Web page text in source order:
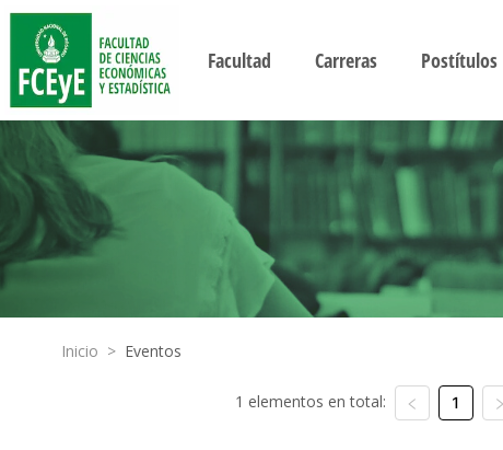
Facultad Carreras Postítulos
Inicio > Eventos
1 elementos en total: 1